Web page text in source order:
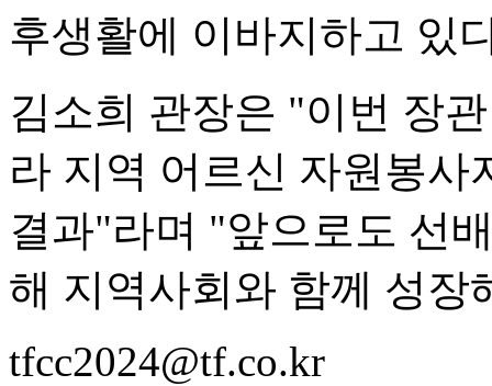
후생활에 이바지하고 있
김소희 관장은 "이번 장
라 지역 어르신 자원봉
결과"라며 "앞으로도 선
해 지역사회와 함께 성장
tfcc2024@tf.co.kr